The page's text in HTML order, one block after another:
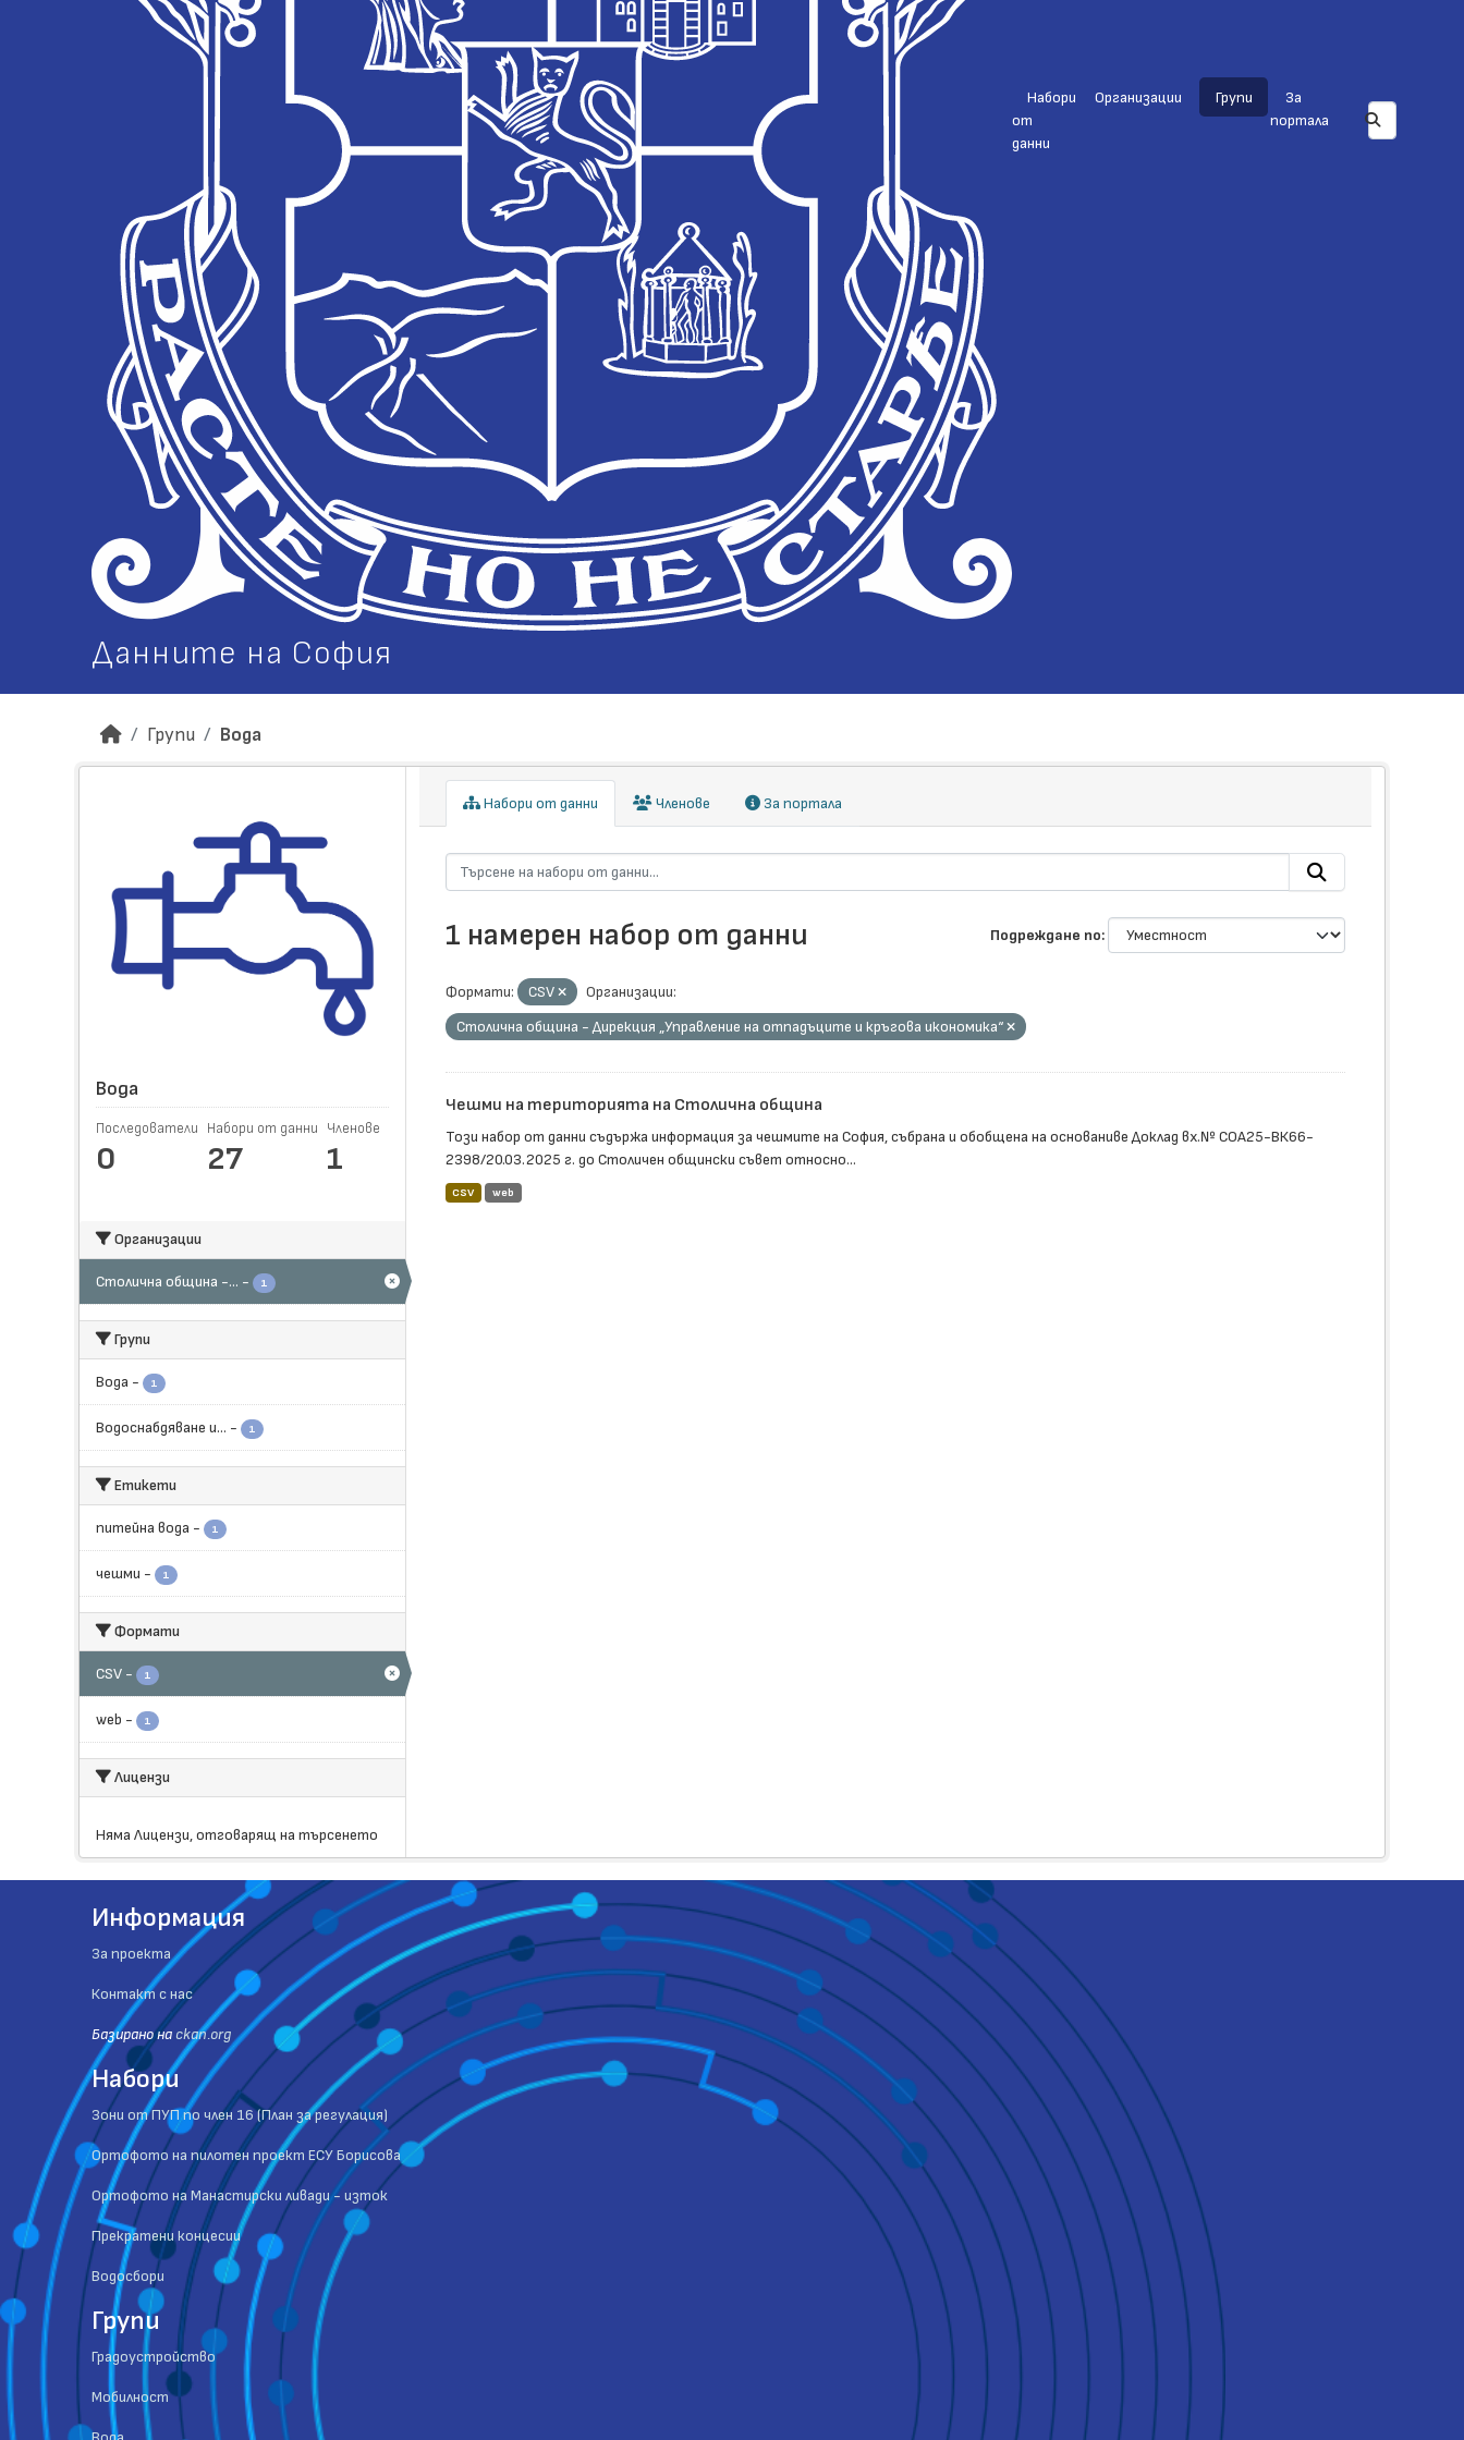
Данните на София
Набори
от
данни
Организации Групи
За
портала
Групи Вода
Вода
Последователи
0
Набори от данни
27
Членове
1
Организации
Столична община -... - 1
Групи
Вода - 1
Водоснабдяване и... - 1
Етикети
питейна вода - 1
чешми - 1
Формати
CSV - 1
web - 1
Лицензи
Няма Лицензи, отговарящ на търсенето
Набори от данни Членове За портала
Подреждане по
1 намерен набор от данни
Формати: CSV
Организации:
Столична община - Дирекция „Управление на отпадъците и кръгова икономика“
Чешми на територията на Столична община
Този набор от данни съдържа информация за чешмите на София, събрана и обобщена на основаниве Доклад вх.№ СОА25-ВК66-
2398/20.03.2025 г. до Столичен общински съвет относно...
CSV web
Информация
За проекта
Контакт с нас
Базиранo на ckan.org
Набори
Зони от ПУП по член 16 (План за регулация)
Ортофото на пилотен проект ЕСУ Борисова
Ортофото на Манастирски ливади - изток
Прекратени концесии
Водосбори
Групи
Градоустройство
Мобилност